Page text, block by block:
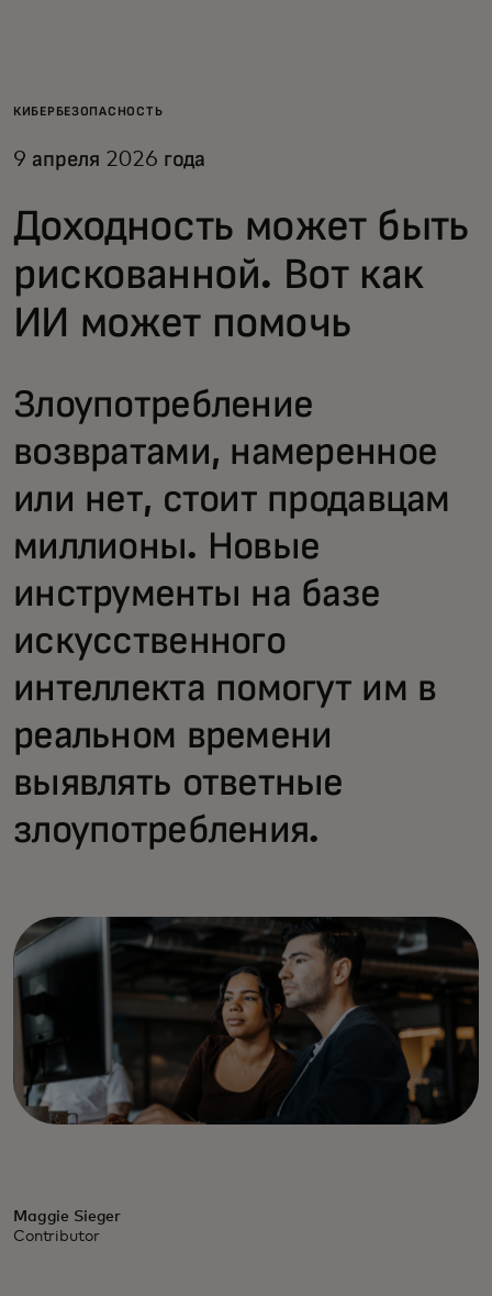
Для бизнеса
Новости и тренды
КИБЕРБЕЗОПАСНОСТЬ
9 апреля 2026 года
Доходность может быть
рискованной. Вот как
ИИ может помочь
Злоупотребление
возвратами, намеренное
или нет, стоит продавцам
миллионы. Новые
инструменты на базе
искусственного
интеллекта помогут им в
реальном времени
выявлять ответные
злоупотребления.
Maggie Sieger
Contributor